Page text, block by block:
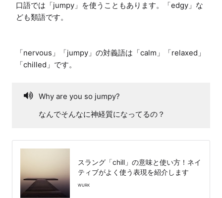
口語では「jumpy」を使うこともあります。「edgy」な
ども類語です。
「nervous」「jumpy」の対義語は「calm」「relaxed」
「chilled」です。
Why are you so jumpy?
なんでそんなに神経質になってるの？
スラング「chill」の意味と使い方！ネイ
ティブがよく使う表現を紹介します
WURK